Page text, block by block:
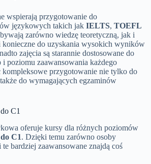
wspierają przygotowanie do
językowych takich jak IELTS, TOEFL
zarówno wiedzę teoretyczną, jak i
konieczne do uzyskania wysokich wyników
zajęcia są starannie dostosowane do
poziomu zaawansowania każdego
kompleksowe przygotowanie nie tylko do
do wymagających egzaminów
C1
oferuje kursy dla różnych poziomów
C1. Dzięki temu zarówno osoby
bardziej zaawansowane znajdą coś